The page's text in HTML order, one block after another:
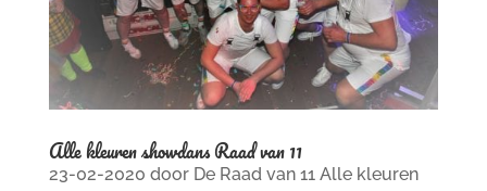
Alle kleuren showdans Raad van 11
23-02-2020 door De Raad van 11 Alle kleuren